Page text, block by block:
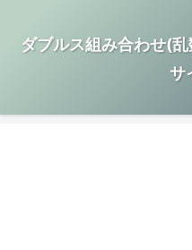
ダブルス組み合わせ(
サ